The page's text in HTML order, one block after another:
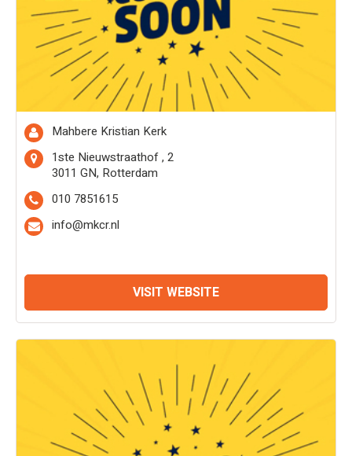
Mahbere Kristian Kerk
1ste Nieuwstraathof , 2
3011 GN, Rotterdam
010 7851615
info@mkcr.nl
VISIT WEBSITE